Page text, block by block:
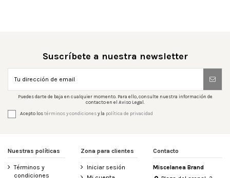
Suscríbete a nuestra newsletter
Puedes darte de baja en cualquier momento. Para ello, consulte nuestra información de
contacto en el Aviso Legal.
Acepto lostérminos y condicionesy la política de privacidad
Nuestras políticas
Términos y
condiciones
Zona para clientes
Iniciar sesión
Contacto
Miscelanea Brand